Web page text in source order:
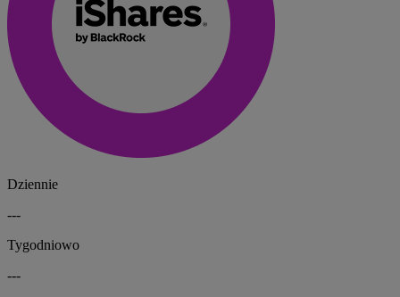
Dziennie
---
Tygodniowo
---